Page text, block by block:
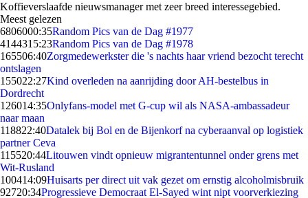
Koffieverslaafde nieuwsmanager met zeer breed interessegebied.
Meest gelezen
6806000:35Random Pics van de Dag #1977
4144315:23Random Pics van de Dag #1978
165506:40Zorgmedewerkster die 's nachts haar vriend bezocht terecht
ontslagen
155022:27Kind overleden na aanrijding door AH-bestelbus in
Dordrecht
126014:35Onlyfans-model met G-cup wil als NASA-ambassadeur
naar maan
118822:40Datalek bij Bol en de Bijenkorf na cyberaanval op logistiek
partner Ceva
115520:44Litouwen vindt opnieuw migrantentunnel onder grens met
Wit-Rusland
100414:09Huisarts per direct uit vak gezet om ernstig alcoholmisbruik
92720:34Progressieve Democraat El-Sayed wint nipt voorverkiezing